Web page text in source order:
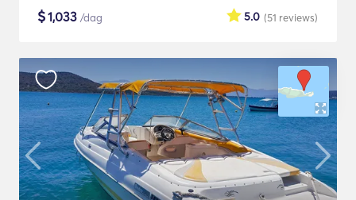
$1,033 /dag (51 reviews)
5.0